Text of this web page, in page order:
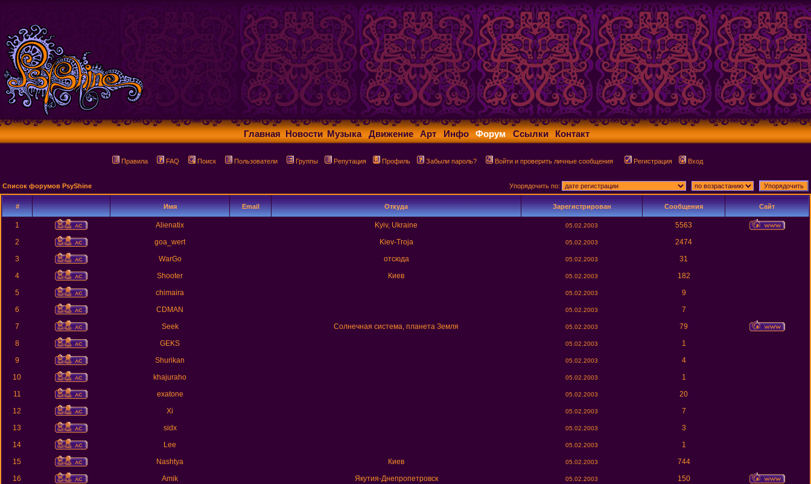
Главная Новости Музыка Движение Арт Инфо Форум Ссылки Контакт
Правила FAQ Поиск Пользователи Группы Репутация Профиль Забыли пароль? Войти и проверить личные сообщения Регистрация Вход
Список форумов PsyShine Упорядочить по:
# Имя Email Откуда Зарегистрирован Сообщения Сайт
1 Alienatix Kyiv, Ukraine 05.02.2003
5563
2
goa_wert Kiev-Troja 05.02.2003
2474
3
WarGo отсюда 05.02.2003
31
4
Shooter Киев 05.02.2003
182
5
chimaira 05.02.2003
9
6
CDMAN 05.02.2003
7
7
Seek Солнечная система, планета Земля 05.02.2003
79
8
GEKS 05.02.2003
1
9
Shurikan 05.02.2003
4
10
khajuraho 05.02.2003
1
11
exatone 05.02.2003
20
12
Xi 05.02.2003
7
13
sidx 05.02.2003
3
14
Lee 05.02.2003
1
15
Nashtya Киев 05.02.2003
744
16
Amik Якутия-Днепропетровск 05.02.2003
150